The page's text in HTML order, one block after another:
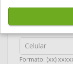
Formato: (xx)
Celular
Formato: (xx)